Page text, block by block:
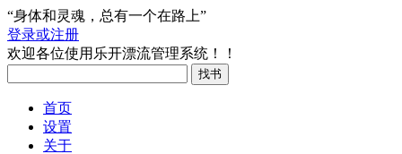
“身体和灵魂，总有一个在路上”
登录或注册
欢迎各位使用乐开漂流管理系统！！
首页
设置
关于